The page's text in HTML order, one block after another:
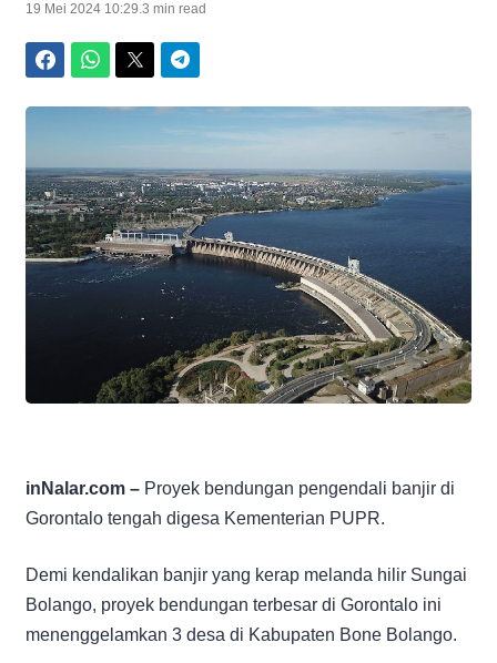
19 Mei 2024 10:29.3 min read
inNalar.com – Proyek bendungan pengendali banjir di
Gorontalo tengah digesa Kementerian PUPR.
Demi kendalikan banjir yang kerap melanda hilir Sungai
Bolango, proyek bendungan terbesar di Gorontalo ini
menenggelamkan 3 desa di Kabupaten Bone Bolango.